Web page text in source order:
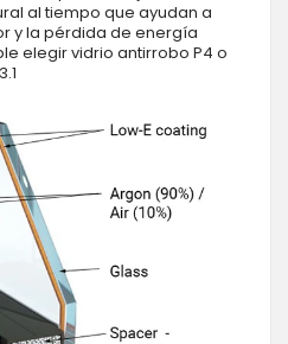
al tiempo que ayudan a
y la pérdida de energía
elegir vidrio antirrobo P4 o